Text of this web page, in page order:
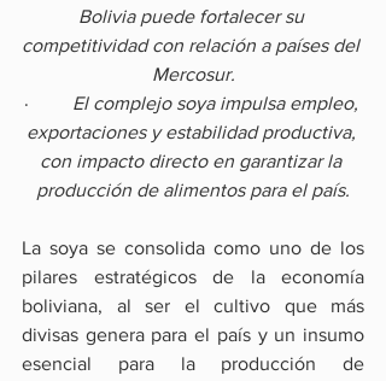
Bolivia puede fortalecer su
competitividad con relación a países del
Mercosur.
· El complejo soya impulsa empleo,
exportaciones y estabilidad productiva,
con impacto directo en garantizar la
producción de alimentos para el país.
La soya se consolida como uno de los
pilares estratégicos de la economía
boliviana, al ser el cultivo que más
divisas genera para el país y un insumo
esencial para la producción de